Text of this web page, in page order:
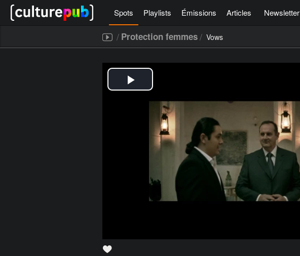
Spots Playlists Émissions Articles Newsletter
/ Protection femmes/ Vows